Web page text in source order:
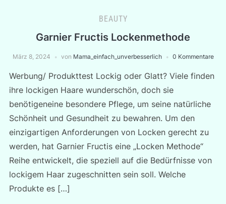
BEAUTY
Garnier Fructis Lockenmethode
März 8, 2024 von Mama_einfach_unverbesserlich 0 Kommentare
Werbung/ Produkttest Lockig oder Glatt? Viele finden
ihre lockigen Haare wunderschön, doch sie
benötigeneine besondere Pflege, um seine natürliche
Schönheit und Gesundheit zu bewahren. Um den
einzigartigen Anforderungen von Locken gerecht zu
werden, hat Garnier Fructis eine „Locken Methode“
Reihe entwickelt, die speziell auf die Bedürfnisse von
lockigem Haar zugeschnitten sein soll. Welche
Produkte es […]